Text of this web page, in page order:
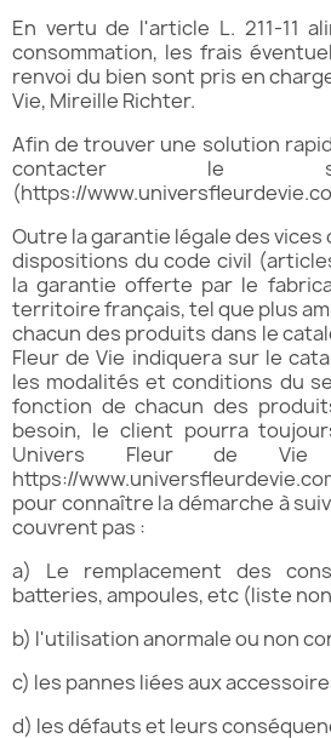
En vertu de l'article L. 211-11
consommation, les frais
renvoi du bien sont pris en
Vie, Mireille Richter.
Afin de trouver une solution
contacter le
(https://
Outre la garantie légale des vices
dispositions du code civil
la garantie offerte par le
territoire français, tel que plus
chacun des produits dans le
Fleur de Vie indiquera sur le
les modalités et conditions du
fonction de chacun des
besoin, le client pourra
Univers Fleur de
https://
pour connaître la démarche à
couvrent pas :
a) Le remplacement des
batteries, ampoules, etc (liste
b) l'utilisation anormale ou non
c) les pannes liées aux
d) les défauts et leurs